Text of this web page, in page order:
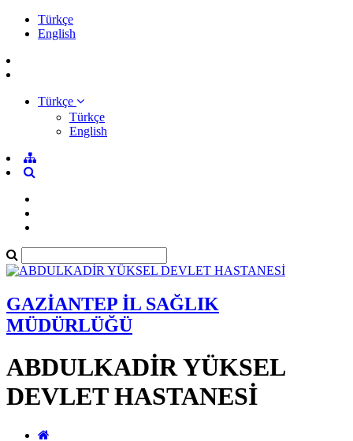
Türkçe
English
Türkçe
Türkçe
English
GAZİANTEP İL SAĞLIK
MÜDÜRLÜĞÜ
ABDULKADİR YÜKSEL
DEVLET HASTANESİ